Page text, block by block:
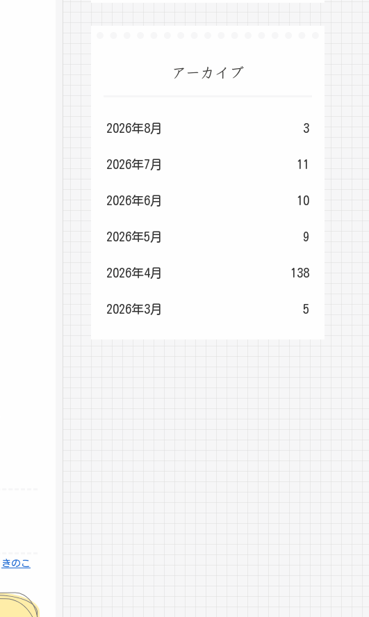
きのこ
アーカイブ
2026年8月 3
2026年7月 11
2026年6月 10
2026年5月 9
2026年4月 138
2026年3月 5